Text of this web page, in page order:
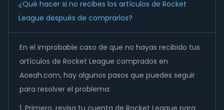
¿Qué hacer si no recibes los artículos de Rocket
League después de comprarlos?
En el improbable caso de que no hayas recibido tus
artículos de Rocket League comprados en
Aoeah.com, hay algunos pasos que puedes seguir
para resolver el problema:
1. Primero, revisa tu cuenta de Rocket League para